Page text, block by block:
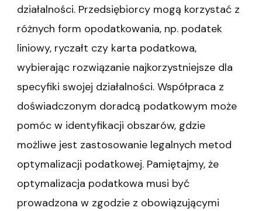
działalności. Przedsiębiorcy mogą korzystać z
różnych form opodatkowania, np. podatek
liniowy, ryczałt czy karta podatkowa,
wybierając rozwiązanie najkorzystniejsze dla
specyfiki swojej działalności. Współpraca z
doświadczonym doradcą podatkowym może
pomóc w identyfikacji obszarów, gdzie
możliwe jest zastosowanie legalnych metod
optymalizacji podatkowej. Pamiętajmy, że
optymalizacja podatkowa musi być
prowadzona w zgodzie z obowiązującymi